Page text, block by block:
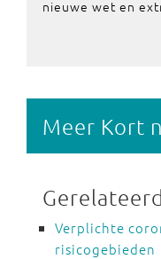
nieuwe wet en
Meer Kort
Gerelateerd
Verplichte
risicogebieden